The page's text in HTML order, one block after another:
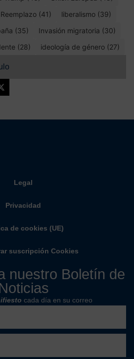
(41)
liberalismo (39)
(35)
Invasión migratoria (30)
(28) ideología de género (27)
Legal
Privacidad
de cookies (UE)
suscripción Cookies
nuestro Boletín de
cada día en su correo